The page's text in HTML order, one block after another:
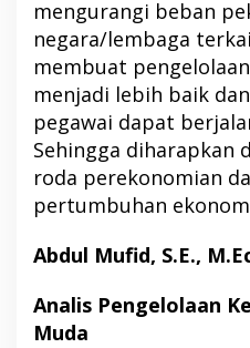
mengurangi beban
negara/lembaga
membuat
menjadi lebih baik
pegawai dapat
Sehingga diharapkan
roda perekonomian
pertumbuhan
Abdul Mufid, S.E.,
Analis Pengelolaan
Muda